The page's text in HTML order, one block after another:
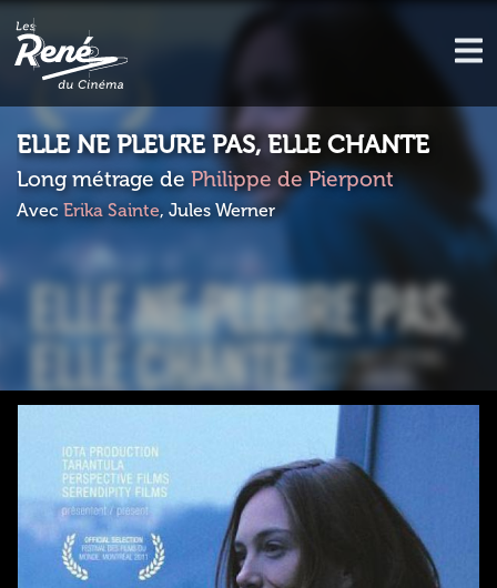
ELLE NE PLEURE PAS, ELLE CHANTE
Long métrage de Philippe de Pierpont
Avec Erika Sainte, Jules Werner